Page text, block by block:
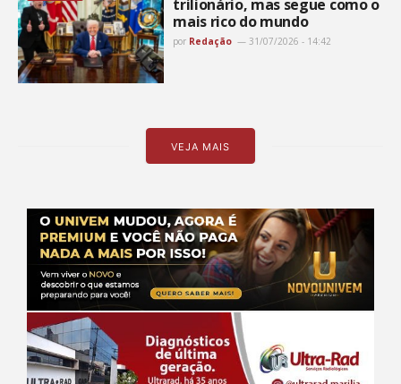
trilionário, mas segue como o
mais rico do mundo
por Redação 31/07/2026 - 14:42
VEJA MAIS